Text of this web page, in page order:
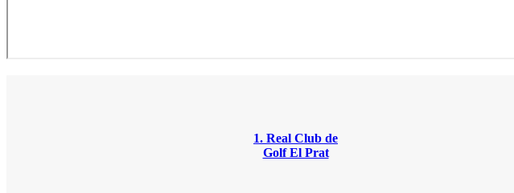
1. Real Club de
Golf El Prat